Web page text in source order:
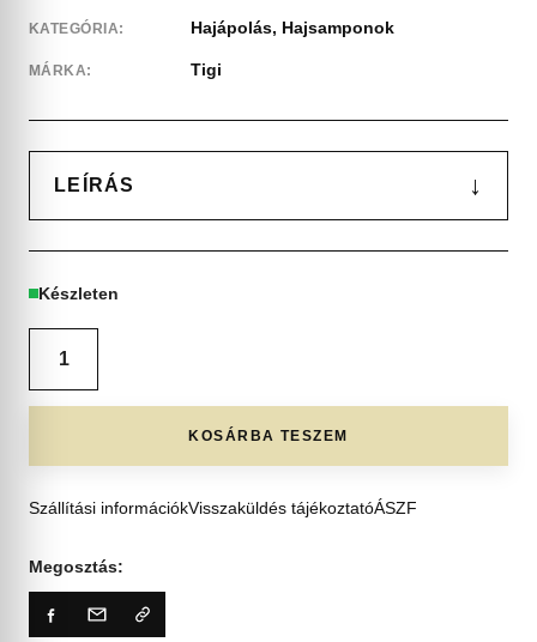
KATEGÓRIA: Hajápolás, Hajsamponok
MÁRKA: Tigi
LEÍRÁS ↓
Készleten
KOSÁRBA TESZEM
Szállítási információkVisszaküldés tájékoztatóÁSZF
Megosztás: